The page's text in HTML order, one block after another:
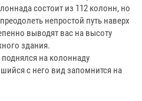
состоит из 112 колонн, но
непростой путь наверх
выводят вас на высоту
здания.
на колоннаду
с него вид запомнится на